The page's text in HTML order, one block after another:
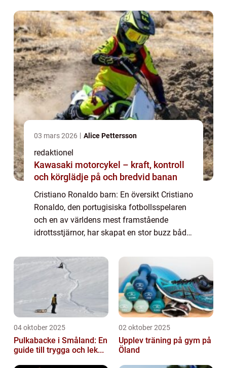
03 mars 2026 Alice Pettersson
redaktionel
Kawasaki motorcykel – kraft, kontroll
och körglädje på och bredvid banan
Cristiano Ronaldo barn: En översikt Cristiano
Ronaldo, den portugisiska fotbollsspelaren
och en av världens mest framstående
idrottsstjärnor, har skapat en stor buzz både
aspekt av hans liv som har väckt särskild...
04 oktober 2025
Pulkabacke i Småland: En
guide till trygga och lek...
02 oktober 2025
Upplev träning på gym på
Öland